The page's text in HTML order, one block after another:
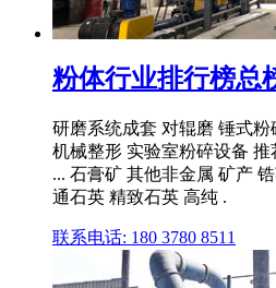
粉体行业排行榜总
研磨系统成套 对辊磨 锤式
机械整形 实验室粉碎设备
... 石膏矿 其他非金属 矿产
通石英 精致石英 高纯 .
联系电话: 180 3780 8511